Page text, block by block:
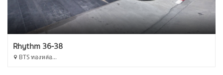
Rhythm 36-38
BTS ทองหล่อ...